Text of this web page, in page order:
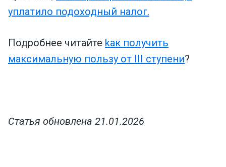
уплатило подоходный налог.
Подробнее читайте kак получить
максимальную пользу от III ступени?
Статья обновлена ​​21.01.2026